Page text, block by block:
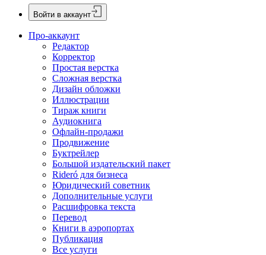
Войти в аккаунт
Про-аккаунт
Редактор
Корректор
Простая верстка
Сложная верстка
Дизайн обложки
Иллюстрации
Тираж книги
Аудиокнига
Офлайн-продажи
Продвижение
Буктрейлер
Большой издательский пакет
Rideró для бизнеса
Юридический советник
Дополнительные услуги
Расшифровка текста
Перевод
Книги в аэропортах
Публикация
Все услуги